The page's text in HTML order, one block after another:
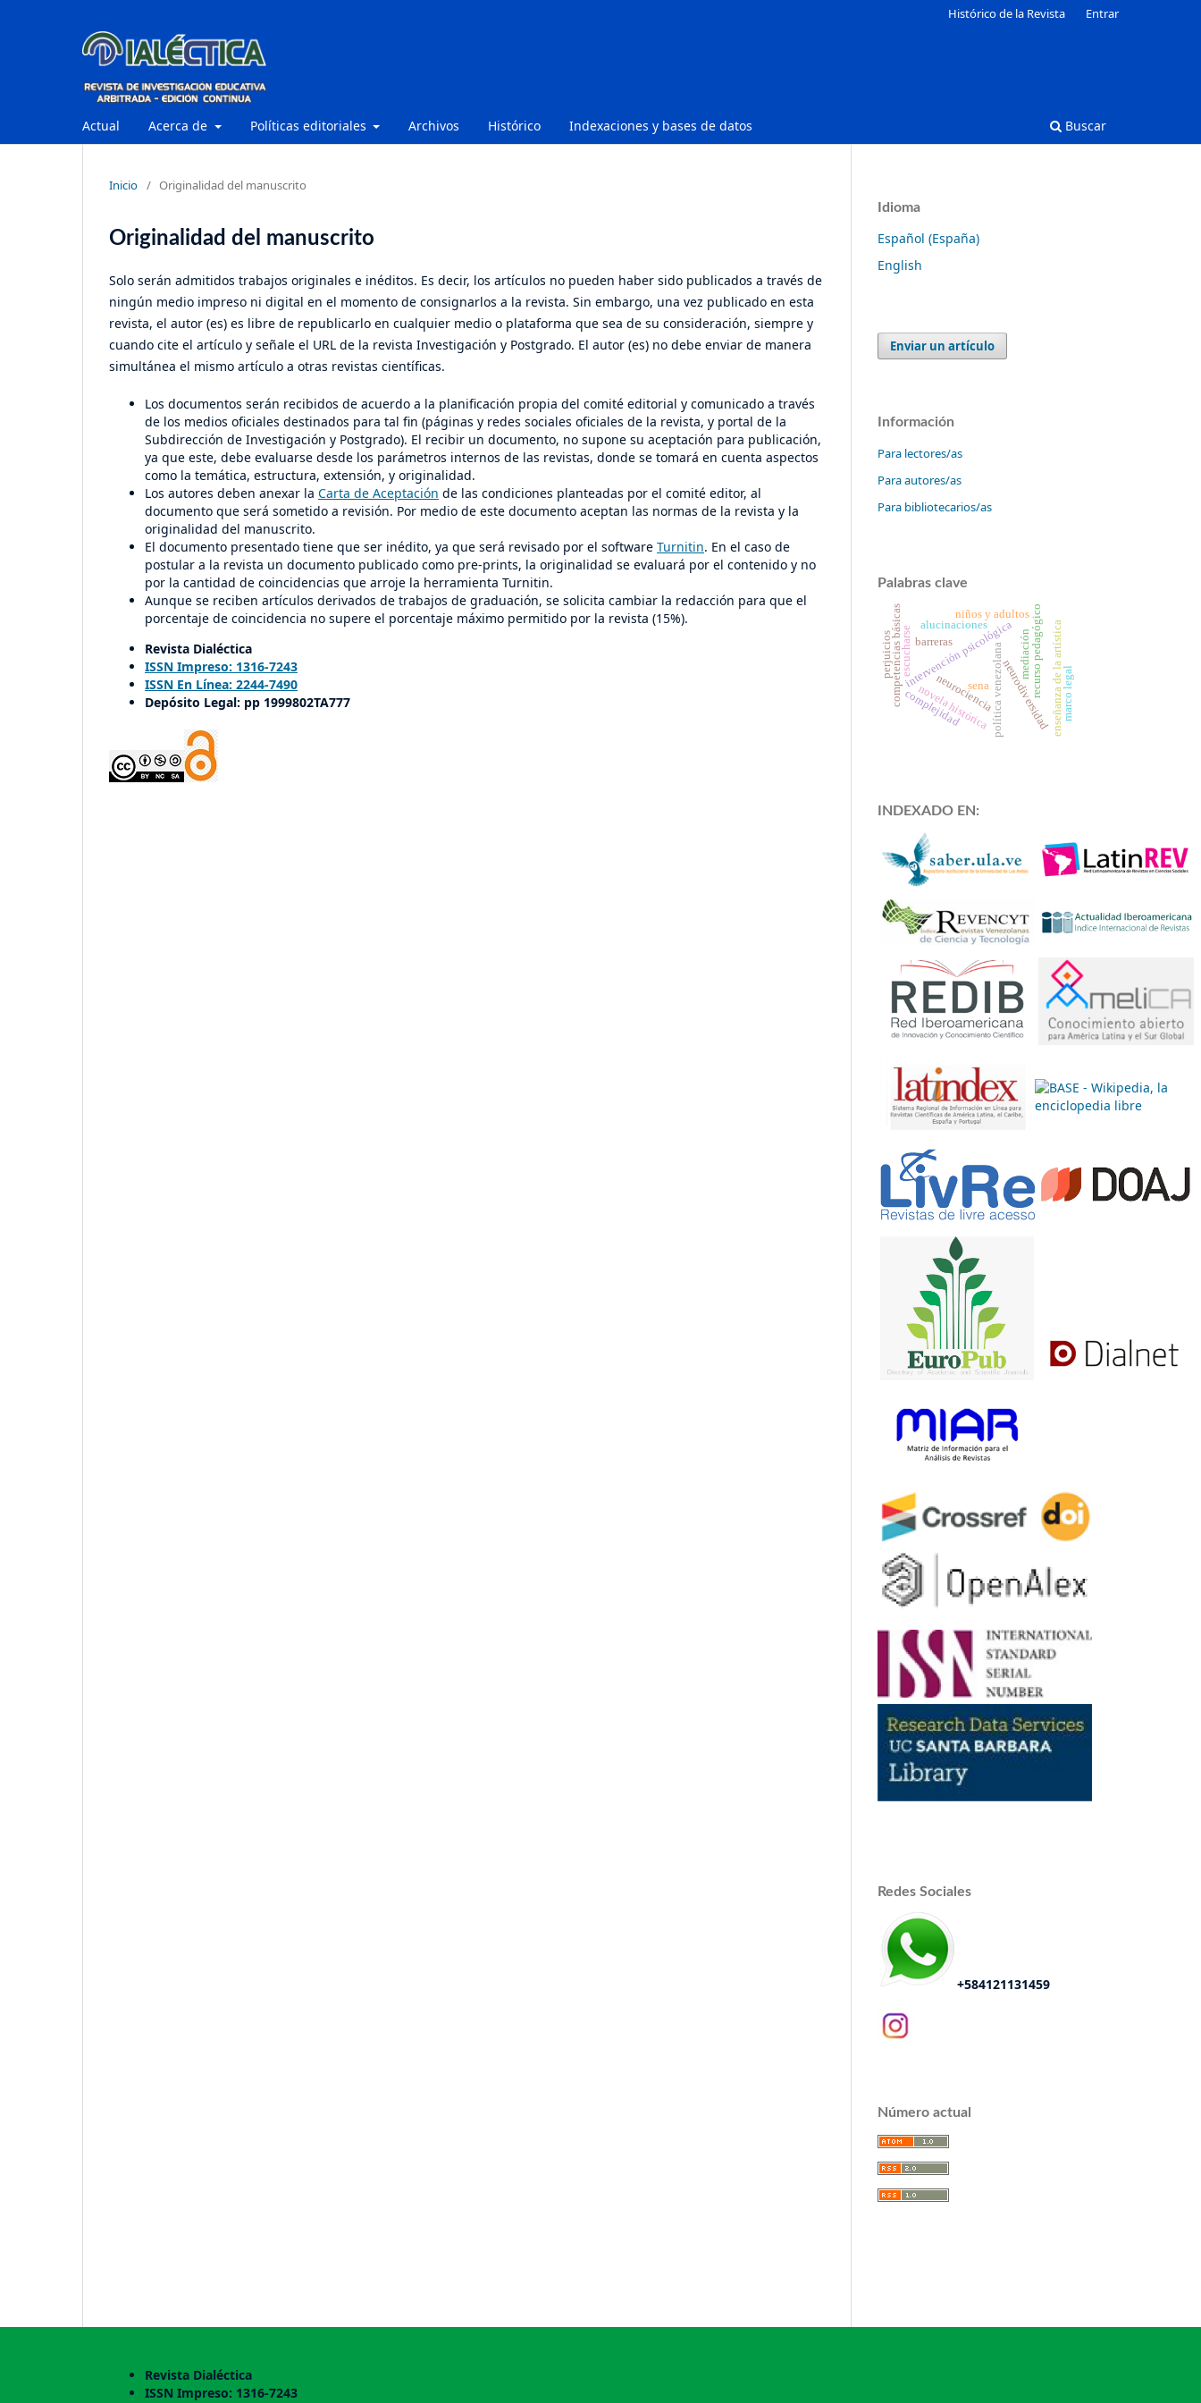
Actual Acerca de Políticas editoriales Archivos Histórico Indexaciones y bases de datos Buscar
Histórico de la Revista Entrar
Inicio / Originalidad del manuscrito
Originalidad del manuscrito
Solo serán admitidos trabajos originales e inéditos. Es decir, los artículos no pueden haber sido publicados a través de
ningún medio impreso ni digital en el momento de consignarlos a la revista. Sin embargo, una vez publicado en esta
revista, el autor (es) es libre de republicarlo en cualquier medio o plataforma que sea de su consideración, siempre y
cuando cite el artículo y señale el URL de la revista Investigación y Postgrado. El autor (es) no debe enviar de manera
simultánea el mismo artículo a otras revistas científicas.
Los documentos serán recibidos de acuerdo a la planificación propia del comité editorial y comunicado a través
de los medios oficiales destinados para tal fin (páginas y redes sociales oficiales de la revista, y portal de la
Subdirección de Investigación y Postgrado). El recibir un documento, no supone su aceptación para publicación,
ya que este, debe evaluarse desde los parámetros internos de las revistas, donde se tomará en cuenta aspectos
como la temática, estructura, extensión, y originalidad.
Los autores deben anexar la Carta de Aceptación de las condiciones planteadas por el comité editor, al
documento que será sometido a revisión. Por medio de este documento aceptan las normas de la revista y la
originalidad del manuscrito.
El documento presentado tiene que ser inédito, ya que será revisado por el software Turnitin. En el caso de
postular a la revista un documento publicado como pre-prints, la originalidad se evaluará por el contenido y no
por la cantidad de coincidencias que arroje la herramienta Turnitin.
Aunque se reciben artículos derivados de trabajos de graduación, se solicita cambiar la redacción para que el
porcentaje de coincidencia no supere el porcentaje máximo permitido por la revista (15%).
Revista Dialéctica
ISSN Impreso: 1316-7243
ISSN En Línea: 2244-7490
Depósito Legal: pp 1999802TA777
Idioma
Español (España)
English
Enviar un artículo
Información
Para lectores/as
Para autores/as
Para bibliotecarios/as
Palabras clave
intervención psicológica
política venezolananeurodiversidad
competencias básicas neurociencia
mediaciónrecurso pedagógico
novela histórica
complejidad
sena
niños y adultos
alucinaciones
enseñanza de la artísticamarco legal
barreras
escucharse
perjuicios
INDEXADO EN:
Redes Sociales
+584121131459
Número actual
Revista Dialéctica
ISSN Impreso: 1316-7243